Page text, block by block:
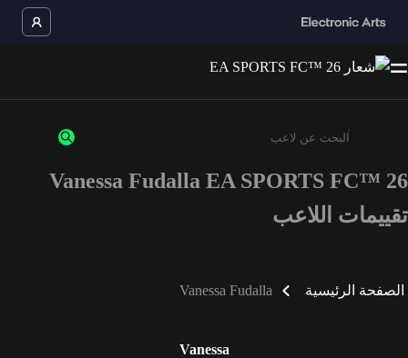
أدخل 3 أحرف أو أرقام على الأقل
Vanessa Fudalla EA SPORTS FC™ 26
تقييمات اللاعب
الصفحة الرئيسية Vanessa Fudalla
Vanessa